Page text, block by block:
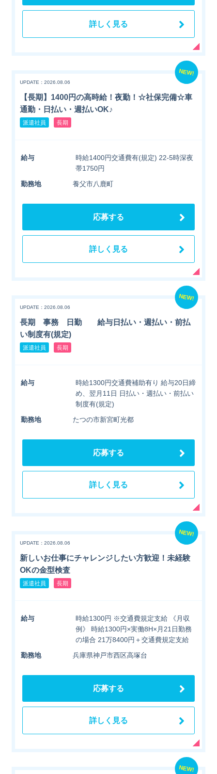
詳しく見る
NEW!
UPDATE：2026.08.06
【長期】1400円の高時給！夜勤！☆社保完備☆車
通勤・日払い・週払いOK♪
派遣社員 長期
給与
時給1400円交通費有(規定) 22-5時深夜
帯1750円
勤務地
養父市八鹿町
応募する
詳しく見る
NEW!
UPDATE：2026.08.06
長期 事務 日勤 給与日払い・週払い・前払
い制度有(規定)
派遣社員 長期
給与
時給1300円交通費補助有り 給与20日締
め、翌月11日 日払い・週払い・前払い
制度有(規定)
勤務地
たつの市新宮町光都
応募する
詳しく見る
NEW!
UPDATE：2026.08.06
新しいお仕事にチャレンジしたい方歓迎！未経験
OKの金型検査
派遣社員 長期
給与
時給1300円 ※交通費規定支給 《月収
例》 時給1300円×実働8H×月21日勤務
の場合 21万8400円＋交通費規定支給
勤務地
兵庫県神戸市西区高塚台
応募する
詳しく見る
NEW!